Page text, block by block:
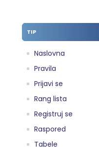
TIP
Naslovna
Pravila
Prijavi se
Rang lista
Registruj se
Raspored
Tabele